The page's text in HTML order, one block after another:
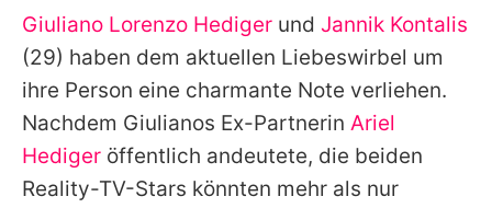
Alle Themen auf Promiflash
Jobs
App runterladen
Team
Giuliano Lorenzo Hediger und Jannik Kontalis
(29) haben dem aktuellen Liebeswirbel um
ihre Person eine charmante Note verliehen.
Nachdem Giulianos Ex-Partnerin Ariel
Hediger öffentlich andeutete, die beiden
Reality-TV-Stars könnten mehr als nur